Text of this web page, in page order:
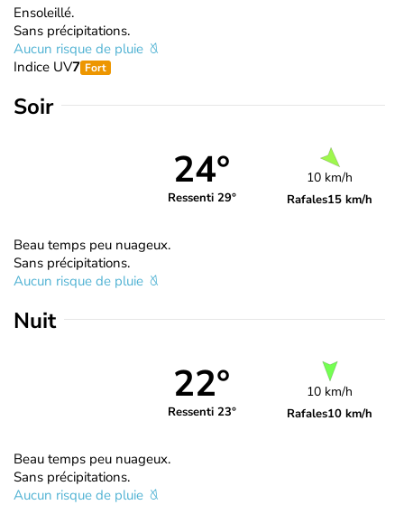
Ensoleillé.
Sans précipitations.
Aucun risque de pluie
Indice UV7 Fort
Soir
24°
Ressenti 29°
10 km/h
Rafales15 km/h
Beau temps peu nuageux.
Sans précipitations.
Aucun risque de pluie
Nuit
22°
Ressenti 23°
10 km/h
Rafales10 km/h
Beau temps peu nuageux.
Sans précipitations.
Aucun risque de pluie